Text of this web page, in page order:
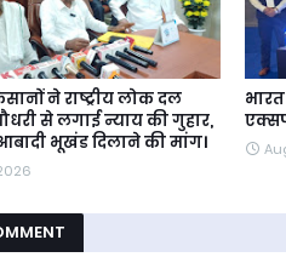
ने राष्ट्रीय लोक दल
से लगाई न्याय की गुहार,
भूखंड दिलाने की मांग।